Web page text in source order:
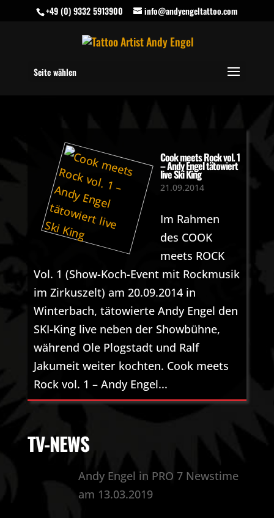
+49 (0) 9332 5913900 info@andyengeltattoo.com
Seite wählen
Cook meets Rock vol. 1
– Andy Engel tätowiert
live Ski King
21.09.2014
Im Rahmen
des COOK
meets ROCK
Vol. 1 (Show-Koch-Event mit Rockmusik
im Zirkuszelt) am 20.09.2014 in
Winterbach, tätowierte Andy Engel den
SKI-King live neben der Showbühne,
während Ole Plogstadt und Ralf
Jakumeit weiter kochten. Cook meets
Rock vol. 1 – Andy Engel...
TV-NEWS
Andy Engel in PRO 7 Newstime
am 13.03.2019